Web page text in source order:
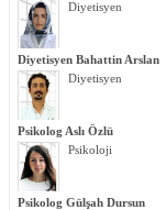
Diyetisyen
Diyetisyen Bahattin Arslan
Diyetisyen
Psikolog Aslı Özlü
Psikoloji
Psikolog Gülşah Dursun